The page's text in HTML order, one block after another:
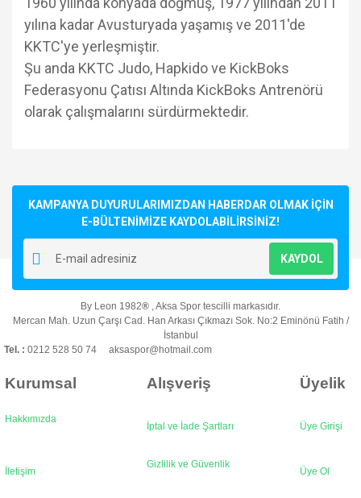
yılına kadar Avusturyada yaşamış ve 2011'de
KKTC'ye yerleşmiştir.
Şu anda KKTC Judo, Hapkido ve KickBoks
Federasyonu Çatısı Altında KickBoks Antrenörü
olarak çalışmalarını sürdürmektedir.
Yorum Yaz
kullanarak tarafımıza iletebilirsiniz.
Görüş ve önerileriniz için teşekkür ederiz.
Ürün resmi kalitesiz, bozuk veya görüntülenemiyor.
Ürün açıklamasında eksik bilgiler bulunuyor.
Ürün bilgilerinde hatalar bulunuyor.
Ürün fiyatı diğer sitelerden daha pahalı.
Bu ürüne benzer farklı alternatifler olmalı.
KAMPANYA DUYURULARIMIZDAN HABERDAR OLMAK İÇİN
E-BÜLTENİMİZE KAYDOLABİLİRSİNİZ!
KAYDOL
By Leon 1982® , Aksa Spor tescilli markasıdır.
Mercan Mah. Uzun Çarşı Cad. Han Arkası Çıkmazı Sok. No:2 Eminönü Fatih /
İstanbul
Tel. : 0212 528 50 74 aksaspor@hotmail.com
Kurumsal Alışveriş Üyelik
Hakkımızda
İptal ve İade Şartları Üye Girişi
İletişim
Gizlilik ve Güvenlik
Üye Ol